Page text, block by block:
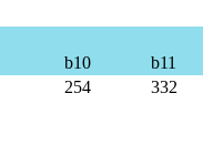
b10
b11
254 332